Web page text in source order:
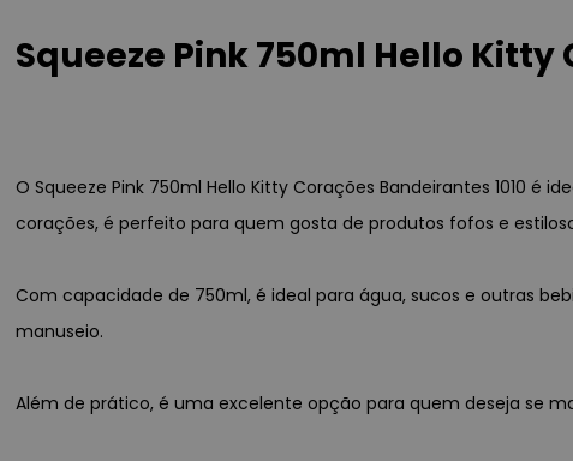
Squeeze Pink 750ml Hello Kitty
O Squeeze Pink 750ml Hello Kitty Corações Bandeirantes 1010
corações, é perfeito para quem gosta de produtos fofos e
Com capacidade de 750ml, é ideal para água, sucos e outras
manuseio.
Além de prático, é uma excelente opção para quem deseja se